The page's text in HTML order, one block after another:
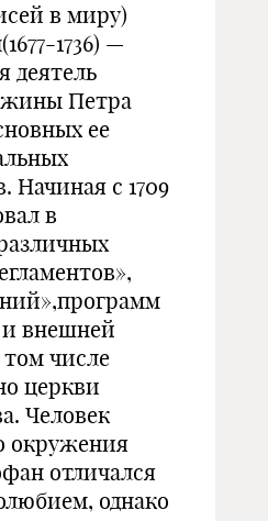
в миру)
1736) —
деятель
Петра
ее
Начиная с 1709
в
внешней
числе
церкви
Человек
окружения
отличался
однако